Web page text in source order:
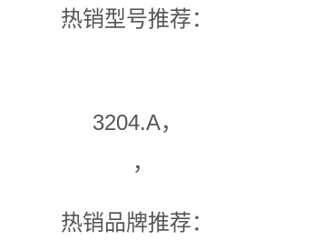
热销型号推荐：
3204.A，
，
热销品牌推荐：